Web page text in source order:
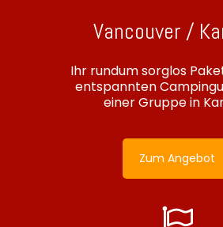
Vancouver /
Ihr rundum sorglos
entspannten
einer Gruppe in
Zum Angebot